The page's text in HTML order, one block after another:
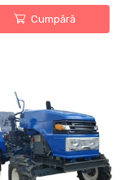
Cumpără